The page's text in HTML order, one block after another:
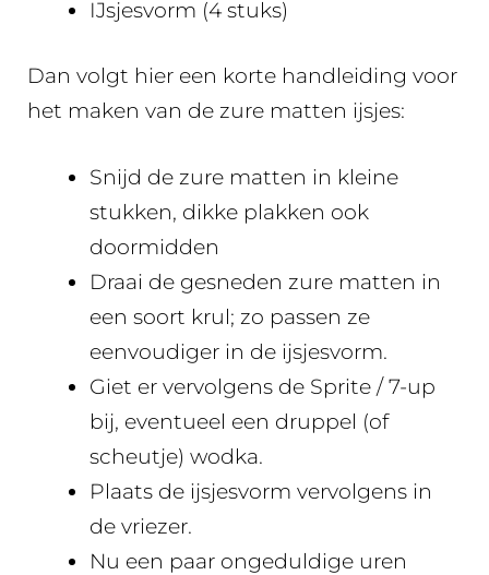
IJsjesvorm (4 stuks)
Dan volgt hier een korte handleiding voor
het maken van de zure matten ijsjes:
Snijd de zure matten in kleine
stukken, dikke plakken ook
doormidden
Draai de gesneden zure matten in
een soort krul; zo passen ze
eenvoudiger in de ijsjesvorm.
Giet er vervolgens de Sprite / 7-up
bij, eventueel een druppel (of
scheutje) wodka.
Plaats de ijsjesvorm vervolgens in
de vriezer.
Nu een paar ongeduldige uren